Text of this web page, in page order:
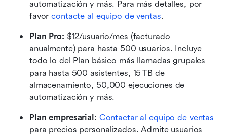
automatización y más. Para más detalles, por
favor contacte al equipo de ventas.
Plan Pro: $12/usuario/mes (facturado
anualmente) para hasta 500 usuarios. Incluye
todo lo del Plan básico más llamadas grupales
para hasta 500 asistentes, 15 TB de
almacenamiento, 50,000 ejecuciones de
automatización y más.
Plan empresarial: Contactar al equipo de ventas
para precios personalizados. Admite usuarios